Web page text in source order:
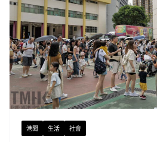
港聞 生活 社會